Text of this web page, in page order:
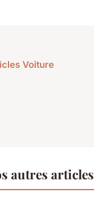
Voiture
autres articles